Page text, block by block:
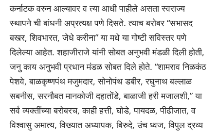
कर्नाटक वरुन आल्यावर व त्या आधी पाहीले असता स्वराज्य
स्थापने ची बांधनी अप्रत्यक्ष पणे दिसते. त्याच बरोबर “सभासद
बखर, शिवभारत, जेधे करीना” या मधे या गोष्टी सविस्तर पणे
दिलेल्या आहेत. शहाजीराजे यांनी सोबत अनुभवी मंडळी दिली होती,
जनु काय अनुभवी प्रधान मंडळ सोबत दिले होते. “शामराव निळकंठ
पेशवे, बाळकृष्णपंथ मजुमदार, सोनोपंथ डबीर, रघुनाथ बल्लाळ
सबनीस, सरनौबत मानकोजी दहातोंडे, बाळाजी हरी मजालशी,” या
सर्व व्यक्तींच्या बरोबरच, काही हत्ती, घोडे, पायदळ, पीढीजात, व
विश्वासु अमात्य, विख्यात अध्यापक, बिरुदे, उंच ध्वज, विपुल द्रव्य